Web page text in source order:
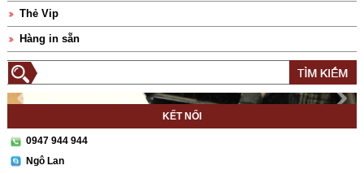
Thẻ Vip
Hàng in sẵn
KẾT NỐI
0947 944 944
Ngô Lan